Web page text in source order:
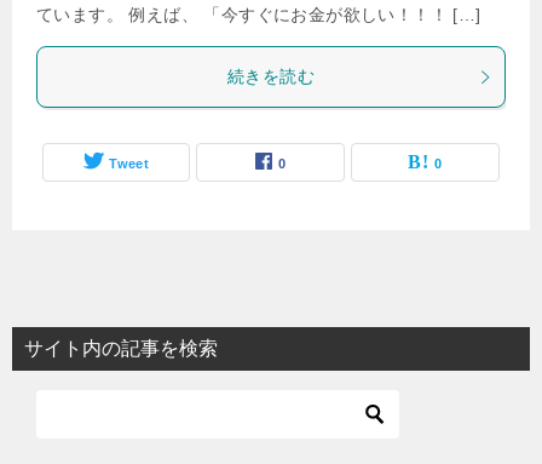
ています。 例えば、 「今すぐにお金が欲しい！！！ […]
続きを読む
Tweet 0 0
サイト内の記事を検索